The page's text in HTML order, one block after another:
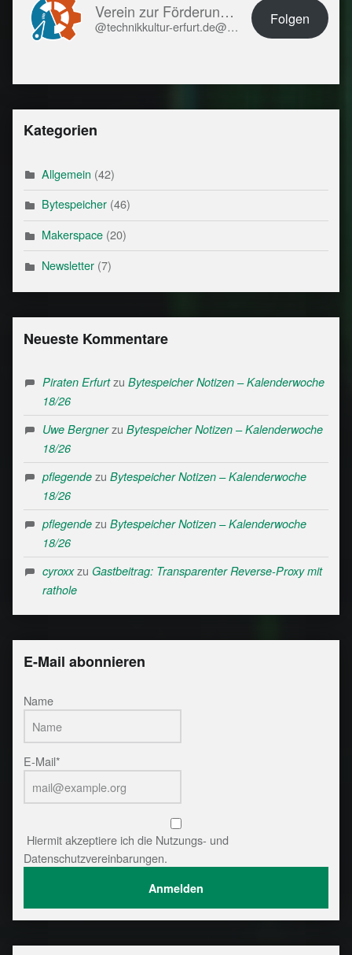
Verein zur Förderung von Technikkultur in Erfurt e.V.
@technikkultur-erfurt.de@technikkultur-erfurt.de Folgen
Kategorien
Allgemein (42)
Bytespeicher(46)
Makerspace(20)
Newsletter(7)
Neueste Kommentare
Piraten Erfurtzu Bytespeicher Notizen – Kalenderwoche
18/26
Uwe Bergnerzu Bytespeicher Notizen – Kalenderwoche
18/26
pflegendezu Bytespeicher Notizen – Kalenderwoche
18/26
pflegendezu Bytespeicher Notizen – Kalenderwoche
18/26
cyroxxzu Gastbeitrag: Transparenter Reverse-Proxy mit
rathole
E-Mail abonnieren
Name
E-Mail*
Hiermit akzeptiere ich die Nutzungs- und
Datenschutzvereinbarungen.